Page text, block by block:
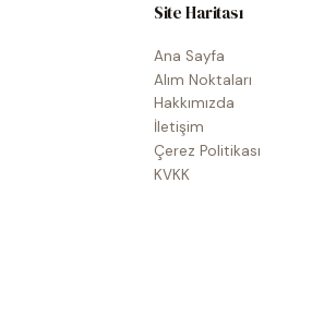
Site Haritası
Ana Sayfa
Alım Noktaları
Hakkımızda
İletişim
Çerez Politikası
KVKK